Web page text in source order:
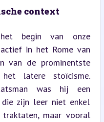
context
begin van onze
in het Rome van
van de prominentste
het latere stoïcisme.
was hij een
zijn leer niet enkel
maar vooral